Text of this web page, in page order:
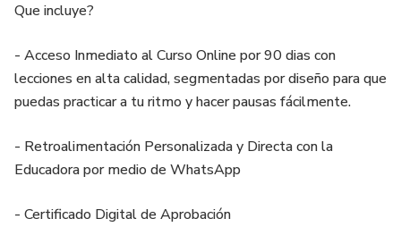
Que incluye?
- Acceso Inmediato al Curso Online por 90 dias con
lecciones en alta calidad, segmentadas por diseño para que
puedas practicar a tu ritmo y hacer pausas fácilmente.
- Retroalimentación Personalizada y Directa con la
Educadora por medio de WhatsApp
- Certificado Digital de Aprobación